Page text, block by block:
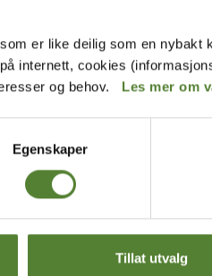
er like deilig som en
internett, cookies
og behov. Les mer om
Egenskaper
Tillat utvalg